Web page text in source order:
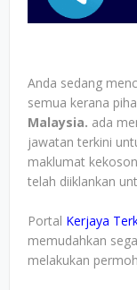
Anda sedang
semua kerana
Malaysia. ada
jawatan terkini
maklumat
telah diiklankan
Portal Kerjaya
memudahkan
melakukan